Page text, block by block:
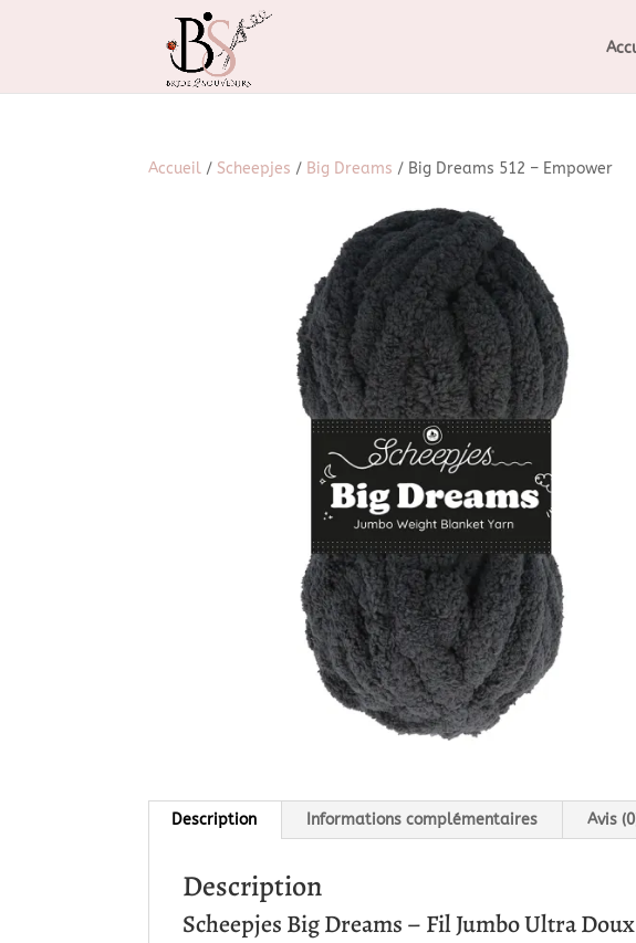
Accueil /Scheepjes / Big Dreams / Big Dreams 512 – Empower
Description Informations complémentaires Avis
Description
Scheepjes Big Dreams – Fil Jumbo Ultra Doux